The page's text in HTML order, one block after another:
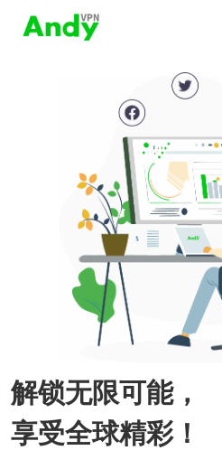
解锁无限可能，
享受全球精彩！